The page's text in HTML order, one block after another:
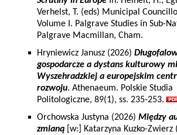
Verhelst, T. (eds) Municipal
Volume I. Palgrave Studies in Sub-
Palgrave Macmillan, Cham.
Hryniewicz Janusz (2026)
gospodarcze a dystans kulturowy
Wyszehradzkiej a europejskim
rozwoju. Athenaeum. Polskie Studia
Politologiczne, 89(1), ss. 235-253.
Orchowska Justyna (2026) Między
zmianą [w:] Katarzyna Kuzko-Zwierz